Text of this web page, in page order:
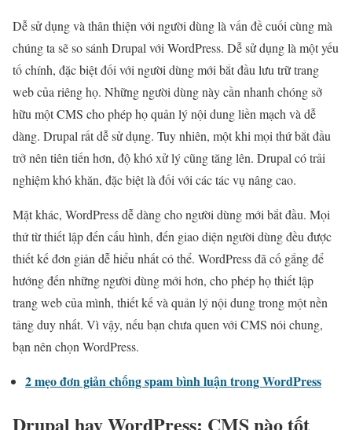
Dễ sử dụng và thân thiện với người dùng là vấn đề cuối cùng mà
chúng ta sẽ so sánh Drupal với WordPress. Dễ sử dụng là một yếu
tố chính, đặc biệt đối với người dùng mới bắt đầu lưu trữ trang
web của riêng họ. Những người dùng này cần nhanh chóng sở
hữu một CMS cho phép họ quản lý nội dung liền mạch và dễ
dàng. Drupal rất dễ sử dụng. Tuy nhiên, một khi mọi thứ bắt đầu
trở nên tiên tiến hơn, độ khó xử lý cũng tăng lên. Drupal có trải
nghiệm khó khăn, đặc biệt là đối với các tác vụ nâng cao.
Mặt khác, WordPress dễ dàng cho người dùng mới bắt đầu. Mọi
thứ từ thiết lập đến cấu hình, đến giao diện người dùng đều được
thiết kế đơn giản dễ hiểu nhất có thể. WordPress đã cố gắng để
hướng đến những người dùng mới hơn, cho phép họ thiết lập
trang web của mình, thiết kế và quản lý nội dung trong một nền
tảng duy nhất. Vì vậy, nếu bạn chưa quen với CMS nói chung,
bạn nên chọn WordPress.
2 mẹo đơn giản chống spam bình luận trong WordPress
Drupal hay WordPress: CMS nào tốt